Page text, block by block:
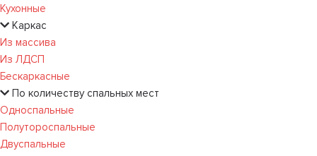
Кухонные
Каркас
Из массива
Из ЛДСП
Бескаркасные
По количеству спальных мест
Односпальные
Полутороспальные
Двуспальные